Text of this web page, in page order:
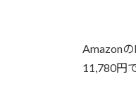
Amazon
11,780円